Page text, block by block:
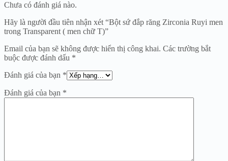
Chưa có đánh giá nào.
Hãy là người đầu tiên nhận xét “Bột sứ đắp răng Zirconia Ruyi men
trong Transparent ( men chữ T)”
Email của bạn sẽ không được hiển thị công khai. Các trường bắt
buộc được đánh dấu *
Đánh giá của bạn *
Đánh giá của bạn *